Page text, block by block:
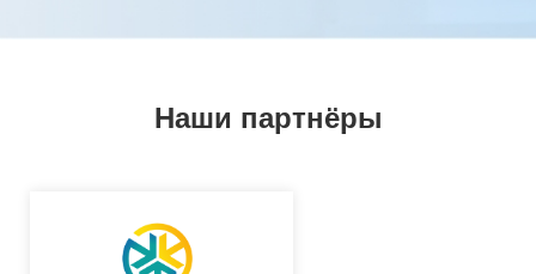
Наши партнёры